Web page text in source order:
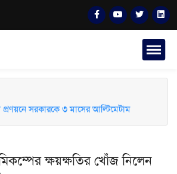
সরকারকে ৩ মাসের আল্টিমেটাম
ক্ষয়ক্ষতির খোঁজ নিলেন